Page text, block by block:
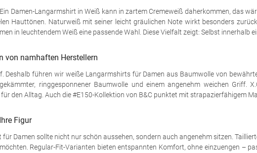
Damen-Langarmshirt in Weiß kann in zartem Cremeweiß daherkommen, das
Hauttönen. Naturweiß mit seiner leicht gräulichen Note wirkt besonders
in leuchtendem Weiß eine passende Wahl. Diese Vielfalt zeigt: Selbst innerhalb
von namhaften Herstellern
führen wir weiße Langarmshirts für Damen aus Baumwolle von
ringgesponnener Baumwolle und einem angenehm weichen
den Alltag. Auch die #E150-Kollektion von B&C punktet mit strapazierfähigem
Figur
für Damen sollte nicht nur schön aussehen, sondern auch angenehm sitzen.
Regular-Fit-Varianten bieten entspannten Komfort, ohne einzuengen –